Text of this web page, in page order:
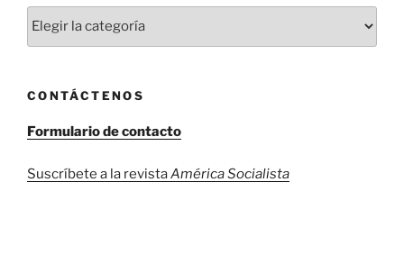
CONTÁCTENOS
Formulario de contacto
Suscríbete a la revistaAmérica Socialista